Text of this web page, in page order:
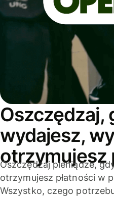
Oszczędzaj,
wydajesz,
otrzymujesz
Oszczędzaj pieniądze,
otrzymujesz płatności w
Wszystko, czego